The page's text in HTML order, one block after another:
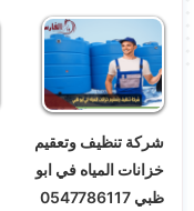
شركة تنظيف وتعقيم
خزانات المياه في ابو
ظبي 0547786117